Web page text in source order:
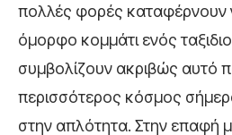
πολλές φορές καταφέρνουν
όμορφο κομμάτι ενός
συμβολίζουν ακριβώς αυτό
περισσότερος κόσμος
στην απλότητα. Στην επαφή